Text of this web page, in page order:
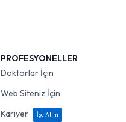
PROFESYONELLER
Doktorlar İçin
Web Siteniz İçin
Kariyer
İşe Alım